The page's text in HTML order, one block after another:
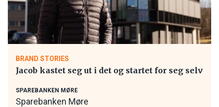
BRAND STORIES
Jacob kastet seg ut i det og startet for seg selv
SPAREBANKEN MØRE
Sparebanken Møre